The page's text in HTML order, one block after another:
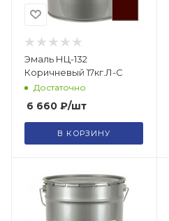
Эмаль НЦ-132
Коричневый 17кг.Л-С
Достаточно
6 660 ₽/шт
В КОРЗИНУ